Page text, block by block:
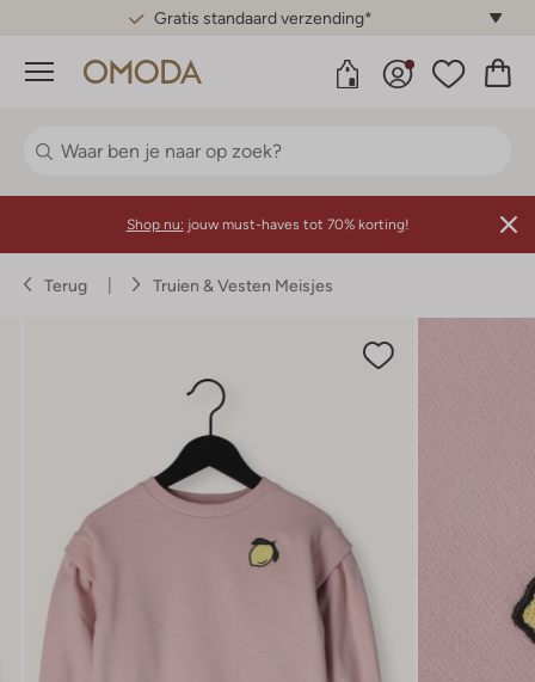
Gratis standaard verzending*
Menu
Shop nu: jouw must-haves tot 70% korting!
Terug Truien & Vesten Meisjes